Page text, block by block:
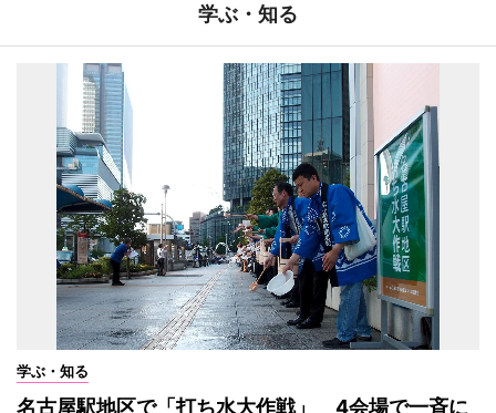
学ぶ・知る
学ぶ・知る
名古屋駅地区で「打ち水大作戦」 4会場で一斉に